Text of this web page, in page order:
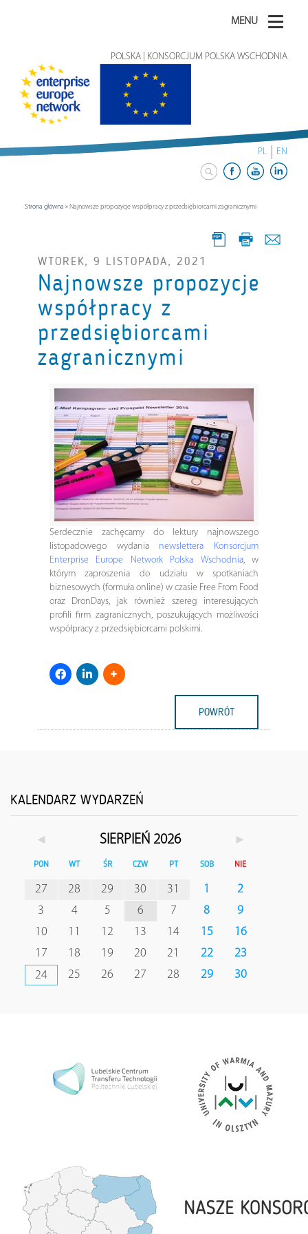
MENU
POLSKA | KONSORCJUM POLSKA WSCHODNIA
PL EN
Strona główna » Najnowsze propozycje współpracy z przedsiębiorcami zagranicznymi
WTOREK, 9 LISTOPADA, 2021
Najnowsze propozycje
współpracy z
przedsiębiorcami
zagranicznymi
Serdecznie zachęcamy do lektury najnowszego
listopadowego wydania newslettera Konsorcjum
Enterprise Europe Network Polska Wschodnia, w
którym zaproszenia do udziału w spotkaniach
biznesowych (formuła online) w czasie Free From Food
oraz DronDays, jak również szereg interesujących
profili firm zagranicznych, poszukujących możliwości
współpracy z przedsiębiorcami polskimi.
POWRÓT
KALENDARZ WYDARZEŃ
◄ SIERPIEŃ 2026 ►
PON WT ŚR CZW PT SOB NIE
27 28 29 30 31 1
2
3
4 5 6 7 8
9
10
11 12 13 14 15
16
17
18 19 20 21 22
23
24
25 26 27 28 29 30